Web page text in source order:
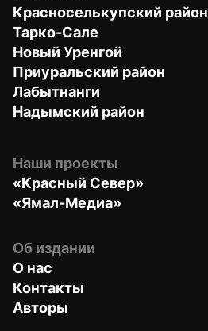
Красноселькупский район
Тарко-Сале
Новый Уренгой
Приуральский район
Лабытнанги
Надымский район
Наши проекты
«Красный Север»
«Ямал-Медиа»
Об издании
О нас
Контакты
Авторы